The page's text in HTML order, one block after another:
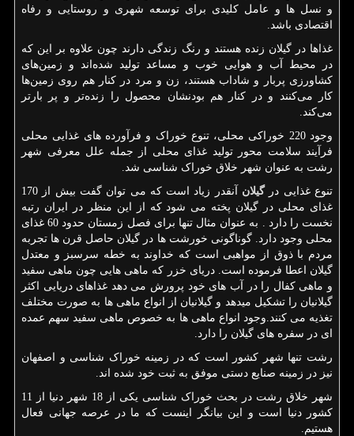
و نسل ها و عامل کلیدی برای توسعه شهری و روستایی و رفاه
اقتصادی باشد.
غذاها در گیلان زنده هستند و رنگ زندگی دارند چون علاوه بر این ‌که
در محیط آب و هوایی خوب و مساعد تولید شده‌اند و ‌زمین‌های
کشاورزی پربار و شاداب هستند، زن و مرد در کنار هم روی زمین‌ها
کار می‌کنند و در کنار هم بودنشان محصول را زنده‌تر و پر بارتر
می‌کند.
وجود 220 خوراکی محلی، تنوع خوراک و فرآورده های غذایی محلی
فرآیند سلامت محور تولید غذای محلی از جمله علل معرفی شهر
رشت به عنوان شهر خلاق خوراک شناسی شد.
تنوع غذایی درگیلان
آنقدر زیاد است که می توان گفت بیش از 170
غذای محلی در گیلان پخته می شود که از این منظر در ایران رتبه
نخست را دارد . به عنوان مثال تنها برای فصل زمستان حدود 60 غذای
محلی وجود دارد. گوناگونی خورشت ها در گیلان حاصل قرن ها تجربه
مردم با ذوق از مواهبی است که خداوند به خطه سرسبز و معتدل
گیلان اعطا فرموده است. دریای خزر که ماهی هایی چون ماهی سفید
و ماهی کفال را در آب های خود پرورش می دهد غذاهای دریایی اکثر
گیلانیان را تشکیل میدهد و گیلانیان از انواع ماهی ها به صورت مختلف
تغذیه می کنند.وجود انواع ماهی ها به خصوص ماهی سفید سهم عمده
ای در سفره های گیلان را دارد.
رشت تنها شهر کشور است که در زمینه خوراک شناسی و اصفهان
نیز در زمینه صنایع دستی موفق به ثبت خود شده اند.
شهر خلاق رشت در بحث خوراک شناسی یکی از 18 شهر دنیا از 11
کشور دنیا است و این بیانگر اینست که ما در عرصه جهانی فعال
هستیم.